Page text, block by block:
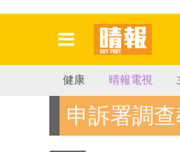
健康 晴報電視
申訴署調